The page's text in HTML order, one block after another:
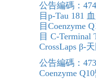
公告編碼：
目p-Tau 181
目Coenzyme
目 C-Terminal
CrossLaps β-
公告編碼：
Coenzyme